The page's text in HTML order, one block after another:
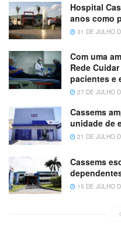
Hospital
anos como
31 DE JULHO
Com uma
Rede
pacientes e
27 DE JULHO
Cassems
unidade de
21 DE JULHO
Cassems
15 DE JULHO